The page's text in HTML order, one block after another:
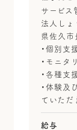
サービス
法人し
県佐久市
・個別支
・モニタ
・各種支
・体験
ていただ
給与